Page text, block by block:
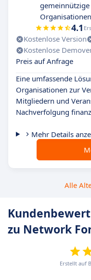
gemeinnützige
Organisationen
4.1
Kostenlose Version
Kostenlose
Preis auf Anfrage
Eine umfassende
Organisationen zur
Mitgliedern und
Nachverfolgung
Mehr Details
Alle
zu Network
Erstellt auf